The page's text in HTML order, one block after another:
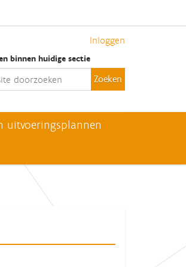
binnen huidige sectie
Inloggen
uitvoeringsplannen